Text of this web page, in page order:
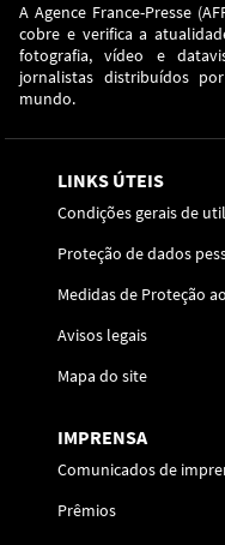
A Agence France-Presse
cobre e verifica a
fotografia, vídeo e
jornalistas distribuídos
mundo.
LINKS ÚTEIS
Condições gerais de
Proteção de dados
Medidas de Proteção
Avisos legais
Mapa do site
IMPRENSA
Comunicados de
Prêmios